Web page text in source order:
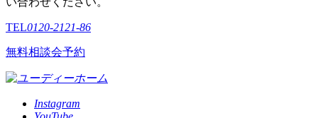
TEL0120-2121-86
無料相談会予約
Instagram